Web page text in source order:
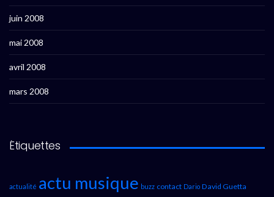
juin 2008
mai 2008
avril 2008
mars 2008
Étiquettes
actualité actu musique buzz contact Dario David Guetta